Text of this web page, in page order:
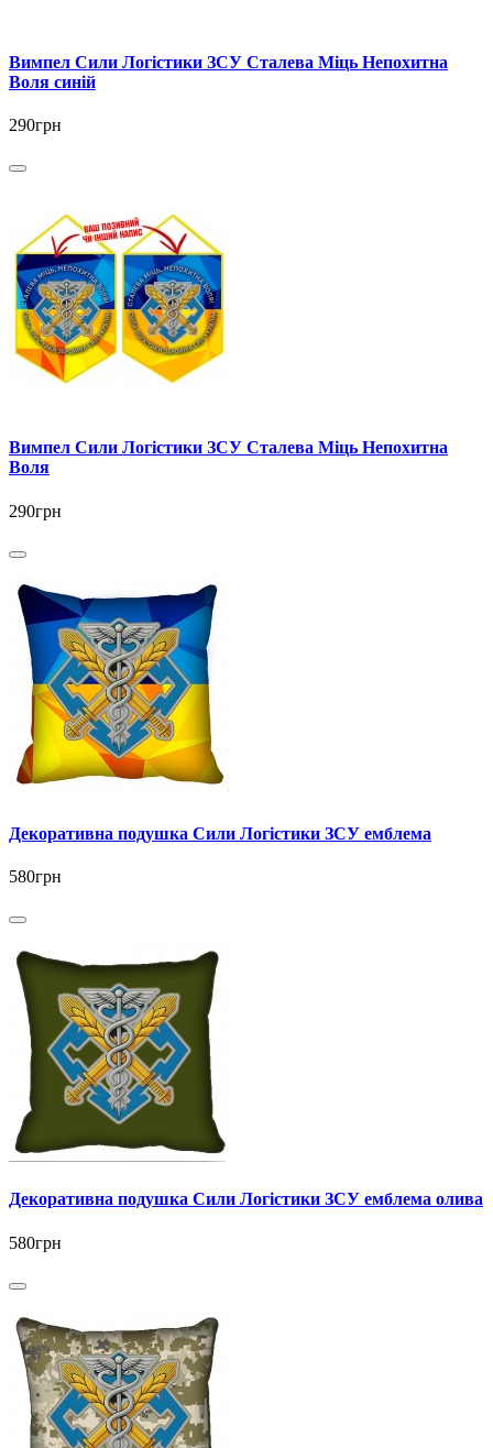
Вимпел Сили Логістики ЗСУ Сталева Міць Непохитна
Воля синій
290грн
Вимпел Сили Логістики ЗСУ Сталева Міць Непохитна
Воля
290грн
Декоративна подушка Сили Логістики ЗСУ емблема
580грн
Декоративна подушка Сили Логістики ЗСУ емблема олива
580грн